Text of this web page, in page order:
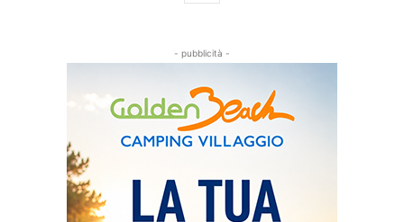
- pubblicità -